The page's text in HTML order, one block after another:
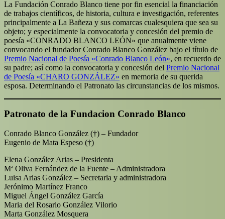
La Fundación Conrado Blanco tiene por fin esencial la financiación
de trabajos científicos, de historia, cultura e investigación, referentes
principalmente a La Bañeza y sus comarcas cualesquiera que sea su
objeto; y especialmente la convocatoria y concesión del premio de
poesía «CONRADO BLANCO LEÓN» que anualmente viene
convocando el fundador Conrado Blanco González bajo el título de
Premio Nacional de Poesía «Conrado Blanco León», en recuerdo de
su padre; así como la convocatoria y concesión del Premio Nacional
de Poesía «CHARO GONZÁLEZ» en memoria de su querida
esposa. Determinando el Patronato las circunstancias de los mismos.
Patronato de la Fundacion Conrado Blanco
Conrado Blanco González (†) – Fundador
Eugenio de Mata Espeso (†)
Elena González Arias – Presidenta
Mª Oliva Fernández de la Fuente – Administradora
Luisa Arias González – Secretaria y administradora
Jerónimo Martínez Franco
Miguel Ángel González García
Maria del Rosario González Vilorio
Marta González Mosquera